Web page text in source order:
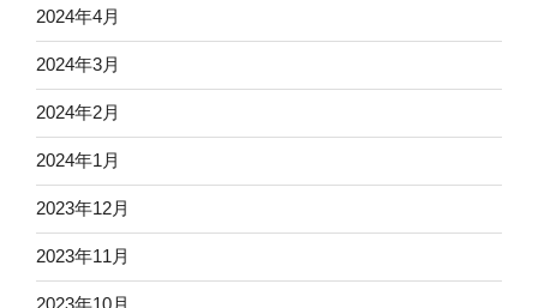
2024年4月
2024年3月
2024年2月
2024年1月
2023年12月
2023年11月